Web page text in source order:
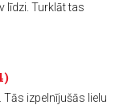
līdzi. Turklāt tas
izpelnījušās lielu